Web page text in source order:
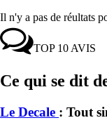
Il n'y a pas de réultats
TOP 10 AVIS
Ce qui se dit
Le Decale : Tout